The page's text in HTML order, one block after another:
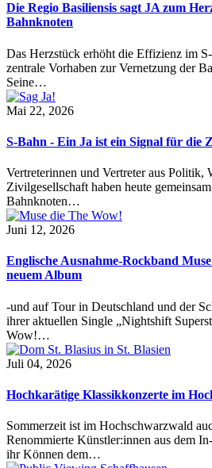
Die Regio Basiliensis sagt JA zum
Bahnknoten
Das Herzstück erhöht die Effizienz im
zentrale Vorhaben zur Vernetzung der
Seine…
Mai 22, 2026
S-Bahn - Ein Ja ist ein Signal für die
Vertreterinnen und Vertreter aus Politik,
Zivilgesellschaft haben heute
Bahnknoten…
Juni 12, 2026
Englische Ausnahme-Rockband
neuem Album
-und auf Tour in Deutschland und der
ihrer aktuellen Single „Nightshift
Wow!…
Juli 04, 2026
Hochkarätige Klassikkonzerte im
Sommerzeit ist im Hochschwarzwald
Renommierte Künstler:innen aus dem
ihr Können dem…